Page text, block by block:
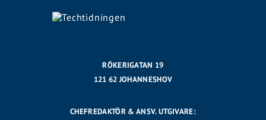
RÖKERIGATAN 19
121 62 JOHANNESHOV
CHEFREDAKTÖR & ANSV. UTGIVARE: